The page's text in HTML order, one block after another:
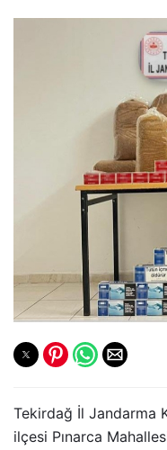
Tekirdağ İl Jandarma
ilçesi Pınarca